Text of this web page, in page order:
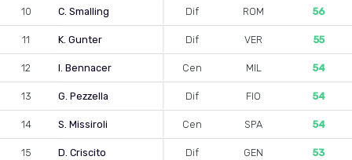
10 C. Smalling Dif ROM 56
11 K. Gunter Dif VER 55
12 I. Bennacer Cen MIL 54
13 G. Pezzella Dif FIO 54
14 S. Missiroli Cen SPA 54
15 D. Criscito Dif GEN 53